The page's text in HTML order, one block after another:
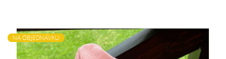
NA OBJEDNÁVKU